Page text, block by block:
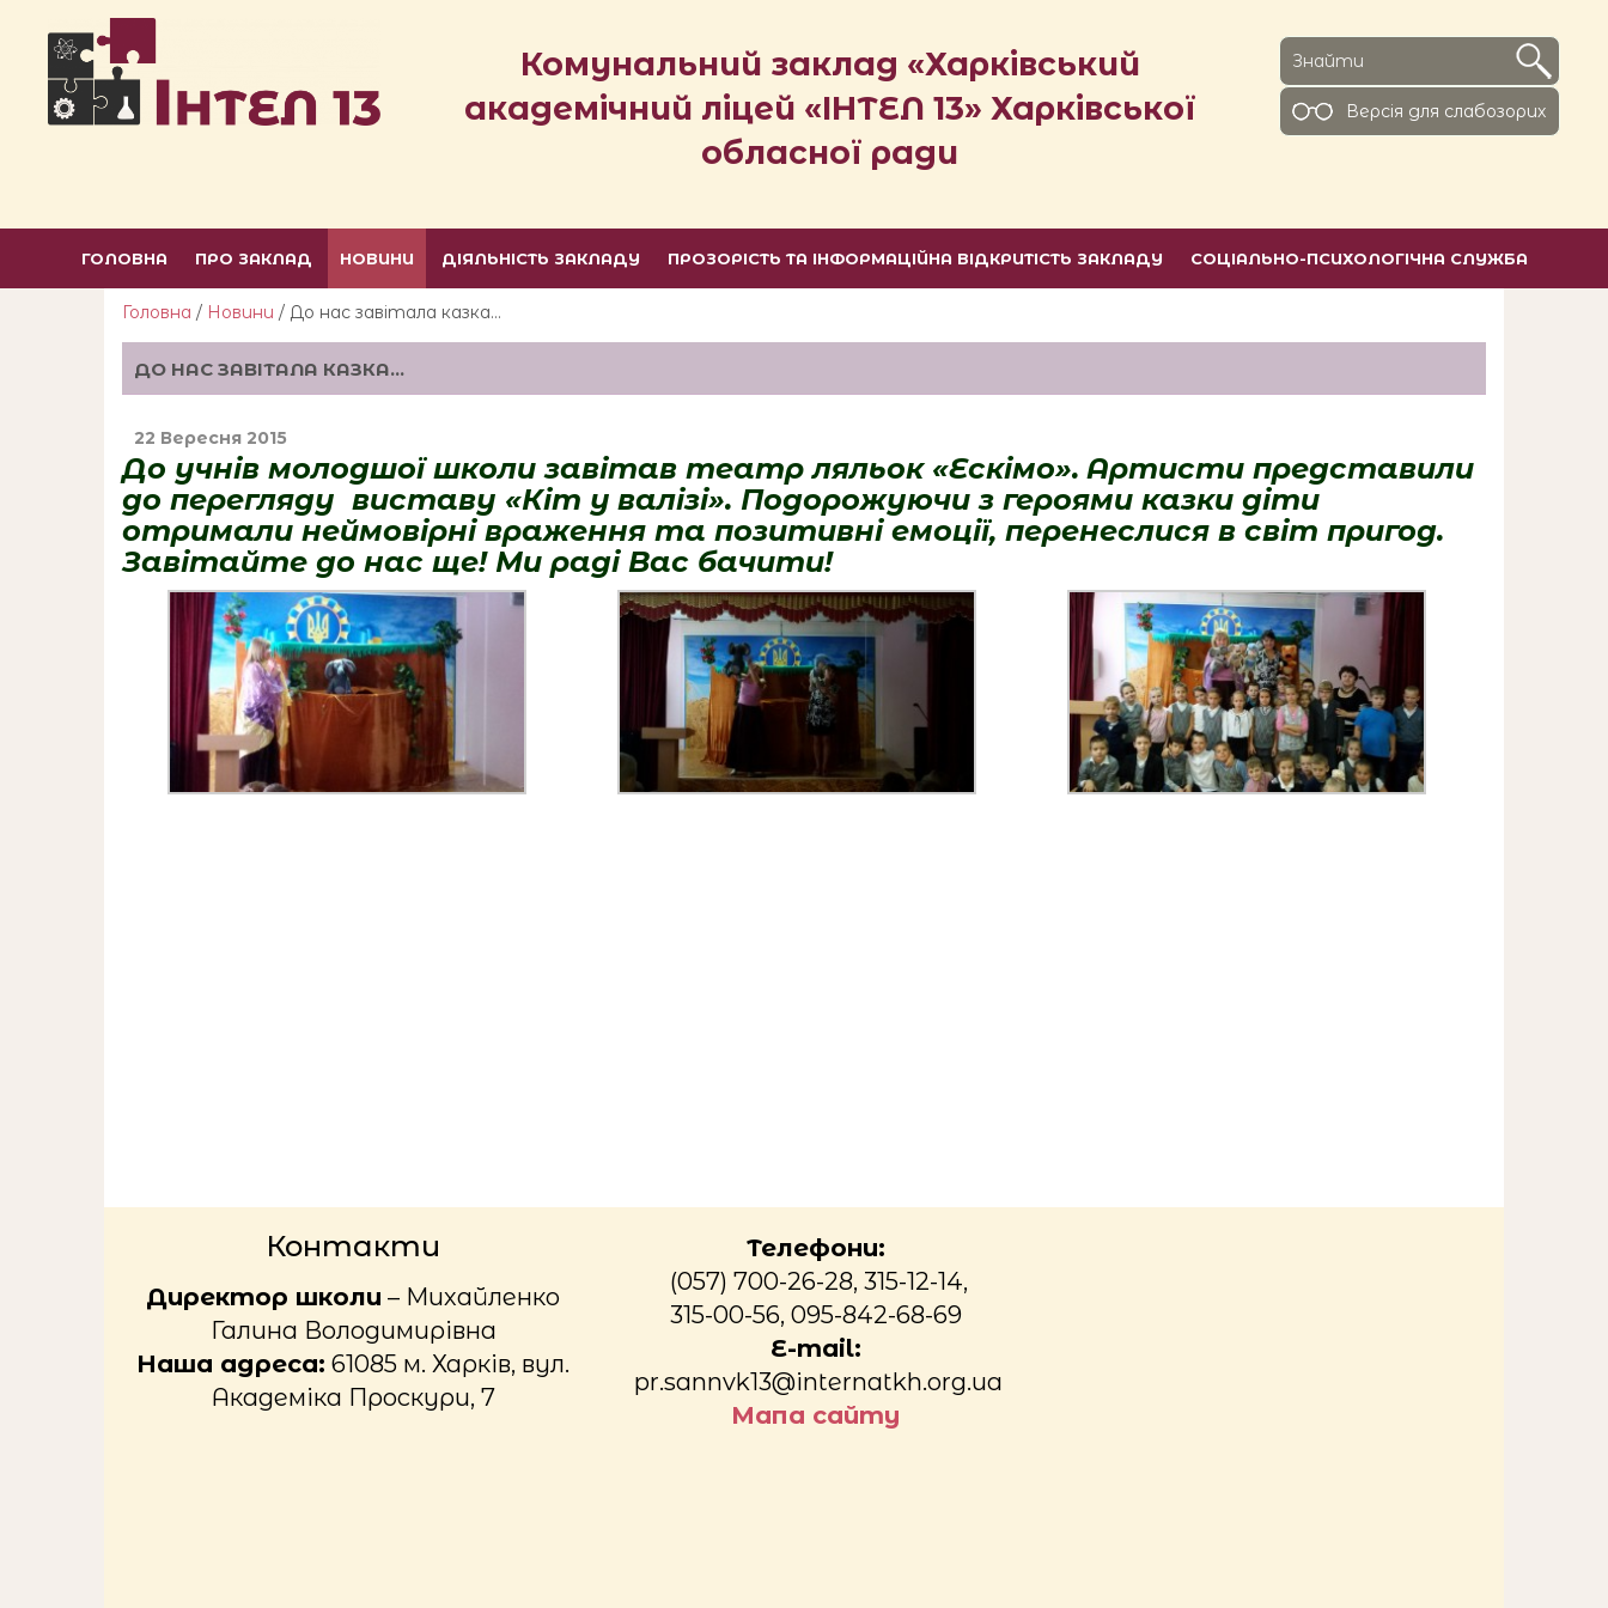
Комунальний заклад «Харківський
академічний ліцей «ІНТЕЛ 13» Харківської
обласної ради
Версiя для слабозорих
ГОЛОВНА ПРО ЗАКЛАД НОВИНИ ДІЯЛЬНІСТЬ ЗАКЛАДУ ПРОЗОРІСТЬ ТА ІНФОРМАЦІЙНА ВІДКРИТІСТЬ ЗАКЛАДУ СОЦІАЛЬНО-ПСИХОЛОГІЧНА СЛУЖБА
Головна / Новини / До нас завітала казка…
ДО НАС ЗАВІТАЛА КАЗКА…
22 Вересня 2015
До учнів молодшої школи завітав театр ляльок «Ескімо». Артисти представили
до перегляду виставу «Кіт у валізі». Подорожуючи з героями казки діти
отримали неймовірні враження та позитивні емоції, перенеслися в світ пригод.
Завітайте до нас ще! Ми раді Вас бачити!
Контакти
Директор школи – Михайленко
Галина Володимирівна
Наша адреса: 61085 м. Харків, вул.
Академіка Проскури, 7
Телефони:
(057) 700-26-28, 315-12-14,
315-00-56, 095-842-68-69
E-mail:
pr.sannvk13@internatkh.org.ua
Мапа сайту